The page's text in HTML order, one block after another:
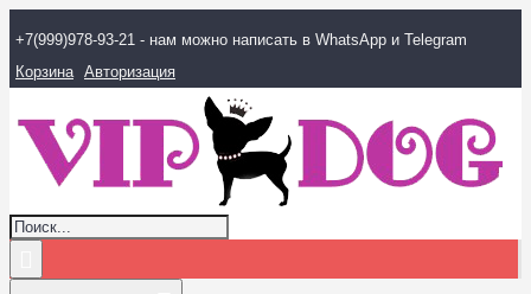
+7(999)978-93-21 - нам можно написать в WhatsApp и Telegram
Корзина Авторизация